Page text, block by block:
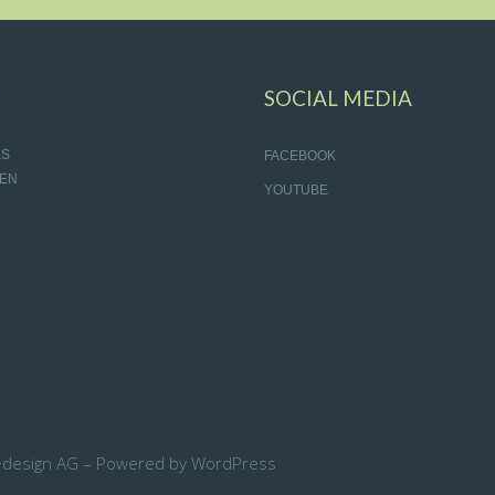
SOCIAL MEDIA
FACEBOOK
YOUTUBE
AG – Powered by WordPress